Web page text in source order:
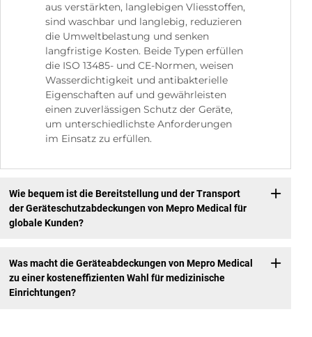
aus verstärkten, langlebigen Vliesstoffen,
sind waschbar und langlebig, reduzieren
die Umweltbelastung und senken
langfristige Kosten. Beide Typen erfüllen
die ISO 13485- und CE-Normen, weisen
Wasserdichtigkeit und antibakterielle
Eigenschaften auf und gewährleisten
einen zuverlässigen Schutz der Geräte,
um unterschiedlichste Anforderungen
im Einsatz zu erfüllen.
Wie bequem ist die Bereitstellung und der Transport
der Geräteschutzabdeckungen von Mepro Medical für
globale Kunden?
Was macht die Geräteabdeckungen von Mepro Medical
zu einer kosteneffizienten Wahl für medizinische
Einrichtungen?